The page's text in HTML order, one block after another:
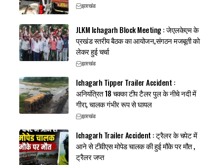
झारखंड
JLKM Ichagarh Block Meeting : जेएलकेएम के
प्रखंड स्तरीय बैठक का आयोजन,संगठन मजबूती को
लेकर हुई चर्चा
झारखंड
Ichagarh Tipper Trailer Accident :
अनियंत्रित 18 चक्का टीप टैलर पुल के नीचे नदी में
गीरा, चालक गंभीर रूप से घायल
झारखंड
Ichagarh Trailer Accident : ट्रैलर के चपेट में
आने से टीवीएस मोपेड चालक की हुई मौके पर मौत ,
ट्रैलर जप्त